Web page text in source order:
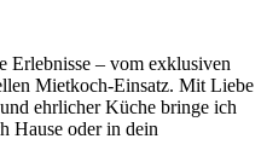
Erlebnisse – vom exklusiven
Mietkoch-Einsatz. Mit Liebe
ehrlicher Küche bringe ich
Hause oder in dein